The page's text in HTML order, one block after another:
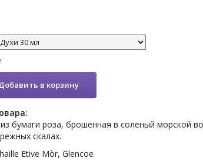
в корзину
бумаги роза, брошенная в соленый морской
скалах.
Etive Mòr, Glencoe